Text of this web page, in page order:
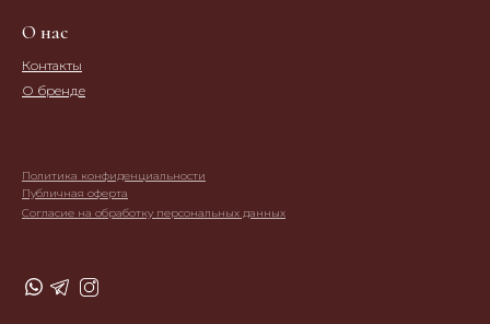
Политика конфиденциальности
Публичная оферта
О нас
Контакты
О бренде
Согласие на обработку персональных данных